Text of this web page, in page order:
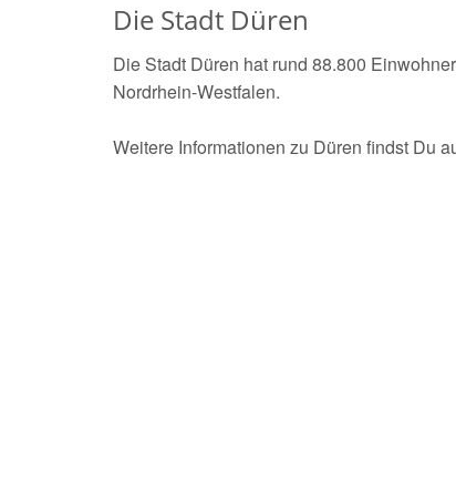
Die Stadt Düren
Die Stadt Düren hat rund 88.800
Nordrhein-Westfalen.
Weitere Informationen zu Düren findst Du